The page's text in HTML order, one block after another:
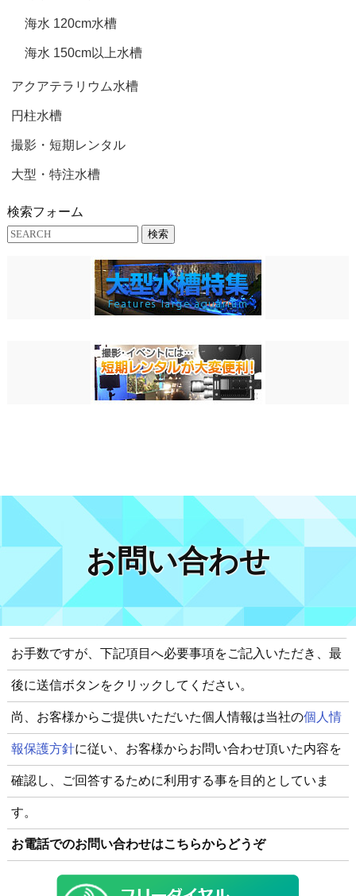
海水 120cm水槽
海水 150cm以上水槽
アクアテラリウム水槽
円柱水槽
撮影・短期レンタル
大型・特注水槽
検索フォーム
検索
お問い合わせ
お手数ですが、下記項目へ必要事項をご記入いただき、最
後に送信ボタンをクリックしてください。
尚、お客様からご提供いただいた個人情報は当社の個人情
報保護方針に従い、お客様からお問い合わせ頂いた内容を
確認し、ご回答するために利用する事を目的としていま
す。
お電話でのお問い合わせはこちらからどうぞ